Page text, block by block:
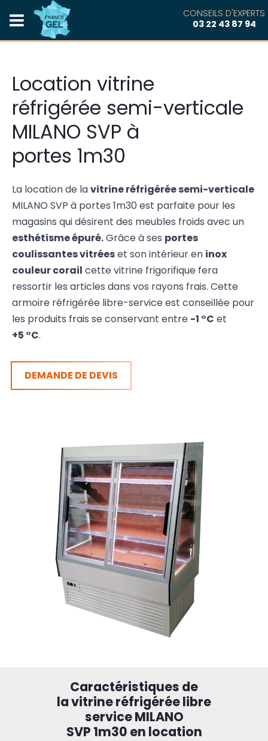
CONSEILS D'EXPERTS
03 22 43 87 94
Location vitrine
réfrigérée semi-verticale
MILANO SVP à
portes 1m30
La location de lavitrine réfrigérée semi-verticale
MILANO SVP à portes 1m30 est parfaite pour les
magasins qui désirent des meubles froids avec un
esthétisme épuré.Grâce à ses portes
coulissantes vitréeset son intérieur en inox
couleur corail cette vitrine frigorifique fera
ressortir les articles dans vos rayons frais. Cette
armoire réfrigérée libre-service est conseillée pour
les produits frais se conservant entre -1 °C et
+5 °C.
DEMANDE DE DEVIS
Caractéristiques de
la vitrine réfrigérée libre
service MILANO
SVP 1m30 en location